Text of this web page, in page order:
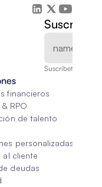
Suscríbete a
financieros
RPO
de talento
personalizadas de IA
al cliente
deudas